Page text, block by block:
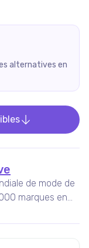
alternatives en
de mode de
marques en